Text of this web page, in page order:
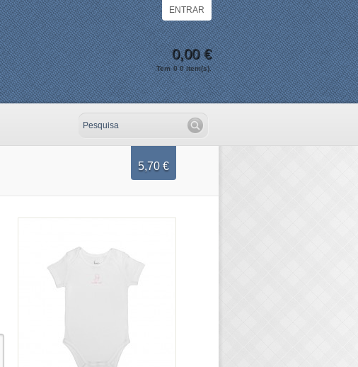
ENTRAR
0,00 €
Tem 00item(s).
5,70 €